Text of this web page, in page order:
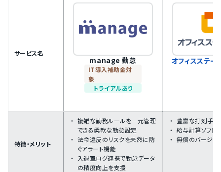
サービス名
manage 勤怠
IT導入補助金対
象
トライアルあり
オフィスステー
特徴・メリット
複雑な勤務ルールを一元管理
できる柔軟な勤怠設定
法令違反のリスクを未然に防
ぐアラート機能
入退室ログ連携で勤怠データ
の精度向上を支援
豊富な打刻手段
給与計算ソフト
無償のバージョ